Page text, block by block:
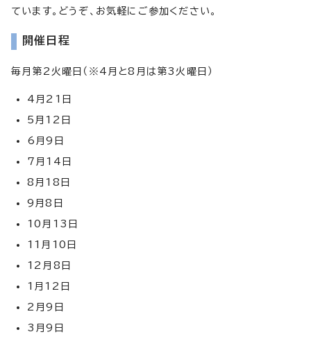
ています。どうぞ、お気軽にご参加ください。
開催日程
毎月第2火曜日（※4月と8月は第3火曜日）
4月21日
5月12日
6月9日
7月14日
8月18日
9月8日
10月13日
11月10日
12月8日
1月12日
2月9日
3月9日